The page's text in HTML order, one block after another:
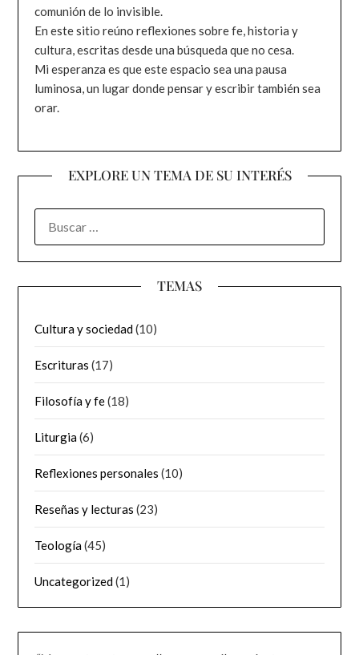
comunión de lo invisible.
En este sitio reúno reflexiones sobre fe, historia y
cultura, escritas desde una búsqueda que no cesa.
Mi esperanza es que este espacio sea una pausa
luminosa, un lugar donde pensar y escribir también sea
orar.
EXPLORE UN TEMA DE SU INTERÉS
TEMAS
Cultura y sociedad(10)
Escrituras (17)
Filosofía y fe(18)
Liturgia(6)
Reflexiones personales (10)
Reseñas y lecturas (23)
Teología(45)
Uncategorized(1)